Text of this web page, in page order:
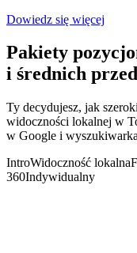
Dowiedz się więcej
Pakiety
i średnich
Ty decydujesz, jak
widoczności lokalnej w
w Google i
IntroWidoczność lokalna
360Indywidualny